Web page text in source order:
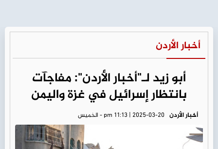
أخبار الأردن
أبو زيد لـ"أخبار الأردن": مفاجآت
بانتظار إسرائيل في غزة واليمن
أخبار الأردن pm 11:13 | 2025-03-20 - الخميس